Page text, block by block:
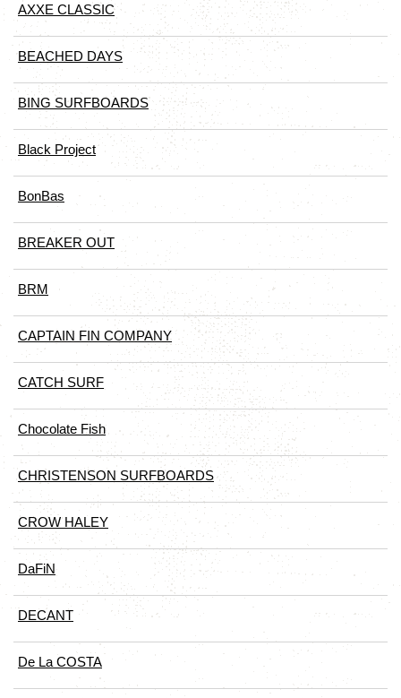
AXXE CLASSIC
BEACHED DAYS
BING SURFBOARDS
Black Project
BonBas
BREAKER OUT
BRM
CAPTAIN FIN COMPANY
CATCH SURF
Chocolate Fish
CHRISTENSON SURFBOARDS
CROW HALEY
DaFiN
DECANT
De La COSTA